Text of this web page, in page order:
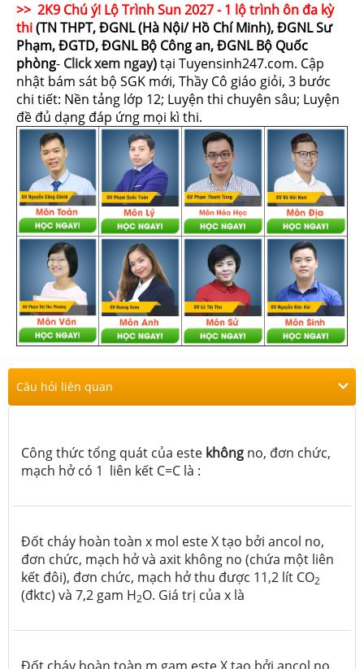
>> 2K9 Chú ý! Lộ Trình Sun 2027 - 1 lộ trình ôn đa kỳ
thi(TN THPT, ĐGNL (Hà Nội/ Hồ Chí Minh), ĐGNL Sư
Phạm, ĐGTD, ĐGNL Bộ Công an, ĐGNL Bộ Quốc
phòng- Click xem ngay)tại Tuyensinh247.com. Cập
nhật bám sát bộ SGK mới, Thầy Cô giáo giỏi, 3 bước
chi tiết: Nền tảng lớp 12; Luyện thi chuyên sâu; Luyện
đề đủ dạng đáp ứng mọi kì thi.
Câu hỏi liên quan
Công thức tổng quát của este không no, đơn chức,
mạch hở có 1 liên kết C=C là :
Đốt cháy hoàn toàn x mol este X tạo bởi ancol no,
đơn chức, mạch hở và axit không no (chứa một liên
kết đôi), đơn chức, mạch hở thu được 11,2 lít CO2
(đktc) và 7,2 gam H2O. Giá trị của x là